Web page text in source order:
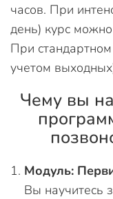
часов. При
день) курс
При
учетом
Чему вы
Модуль:
Вы научитесь